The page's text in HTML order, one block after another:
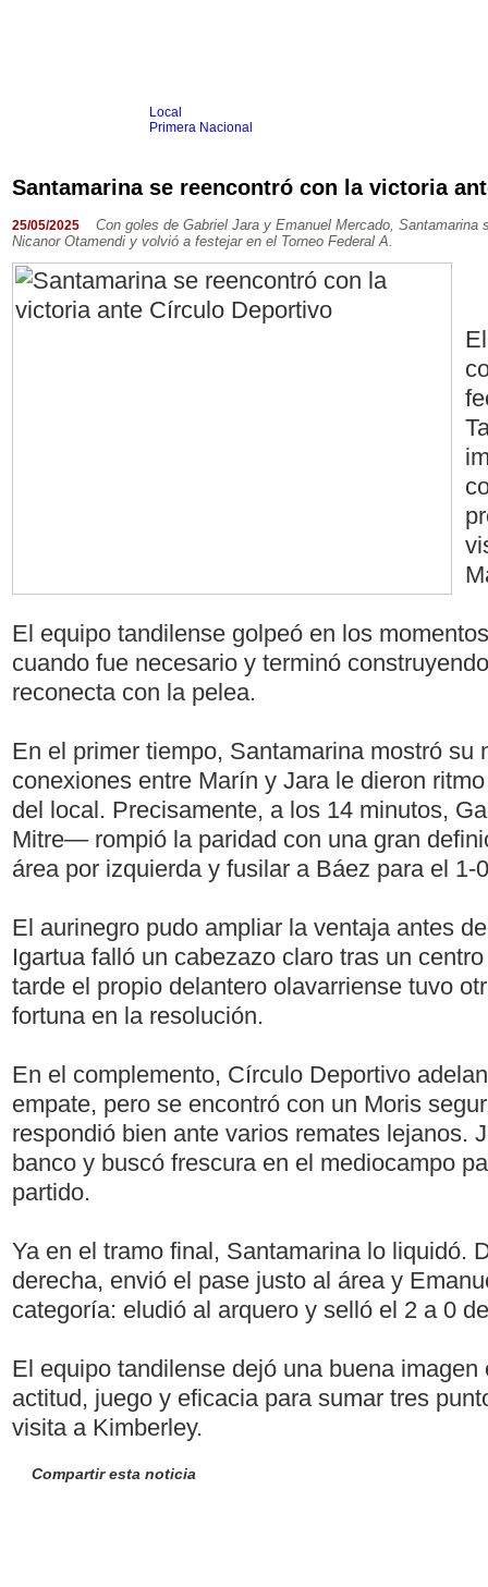
Local
Primera Nacional
Agrario
Boxeo
Ciclismo
Gim. Artística
Golf
Santamarina se reencontró con la victoria
25/05/2025
Con goles de Gabriel Jara y Emanuel Mercado, Santamarina
Nicanor Otamendi y volvió a festejar en el Torneo Federal A.
El equipo tandilense golpeó en los
cuando fue necesario y terminó
reconecta con la pelea.
En el primer tiempo, Santamarina mostró su
conexiones entre Marín y Jara le dieron
del local. Precisamente, a los 14 minutos,
Mitre— rompió la paridad con una gran
área por izquierda y fusilar a Báez para el 1-
El aurinegro pudo ampliar la ventaja antes
Igartua falló un cabezazo claro tras un
tarde el propio delantero olavarriense tuvo
fortuna en la resolución.
En el complemento, Círculo Deportivo
empate, pero se encontró con un Moris
respondió bien ante varios remates lejanos.
banco y buscó frescura en el mediocampo
partido.
Ya en el tramo final, Santamarina lo liquidó.
derecha, envió el pase justo al área y
categoría: eludió al arquero y selló el 2 a 0
El equipo tandilense dejó una buena
actitud, juego y eficacia para sumar tres
visita a Kimberley.
Compartir esta noticia